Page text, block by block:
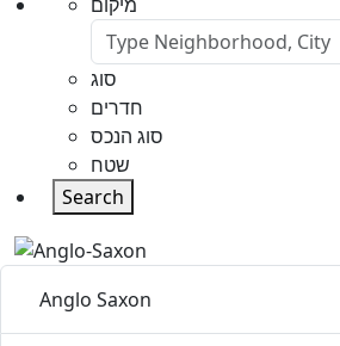
סוג
חדרים
סוג הנכס
שטח
Search
Anglo Saxon